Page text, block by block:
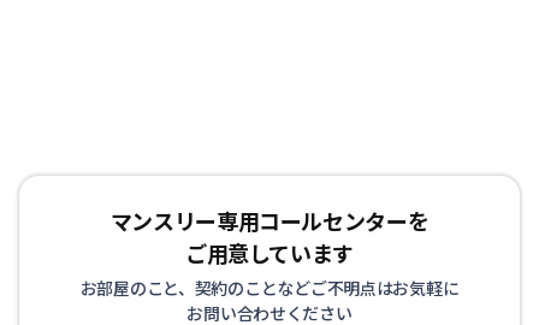
マンスリー専用コールセンターを
ご用意しています
お部屋のこと、契約のことなどご不明点はお気軽に
お問い合わせください